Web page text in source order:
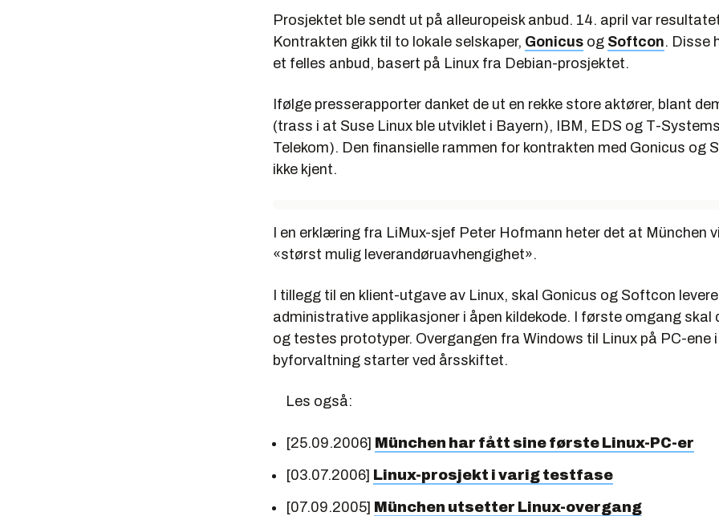
Prosjektet ble sendt ut på alleuropeisk anbud. 14. april var
Kontrakten gikk til to lokale selskaper, Gonicus og Softcon. Disse
et felles anbud, basert på Linux fra Debian-prosjektet.
Ifølge presserapporter danket de ut en rekke store aktører, blant
(trass i at Suse Linux ble utviklet i Bayern), IBM, EDS og T-
Telekom). Den finansielle rammen for kontrakten med Gonicus og
ikke kjent.
I en erklæring fra LiMux-sjef Peter Hofmann heter det at München
«størst mulig leverandøruavhengighet».
I tillegg til en klient-utgave av Linux, skal Gonicus og Softcon
administrative applikasjoner i åpen kildekode. I første omgang skal
og testes prototyper. Overgangen fra Windows til Linux på PC-ene
byforvaltning starter ved årsskiftet.
Les også:
[25.09.2006] München har fått sine første Linux-PC-er
[03.07.2006] Linux-prosjekt i varig testfase
[07.09.2005] München utsetter Linux-overgang